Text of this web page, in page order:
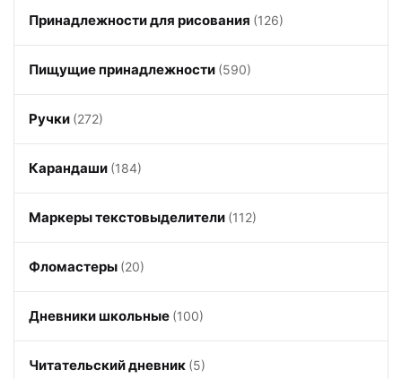
Принадлежности для рисования (126)
Пищущие принадлежности (590)
Ручки (272)
Карандаши (184)
Маркеры текстовыделители (112)
Фломастеры (20)
Дневники школьные (100)
Читательский дневник (5)